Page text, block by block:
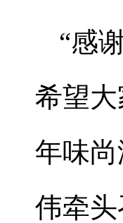
“感
希望
年味
伟牵